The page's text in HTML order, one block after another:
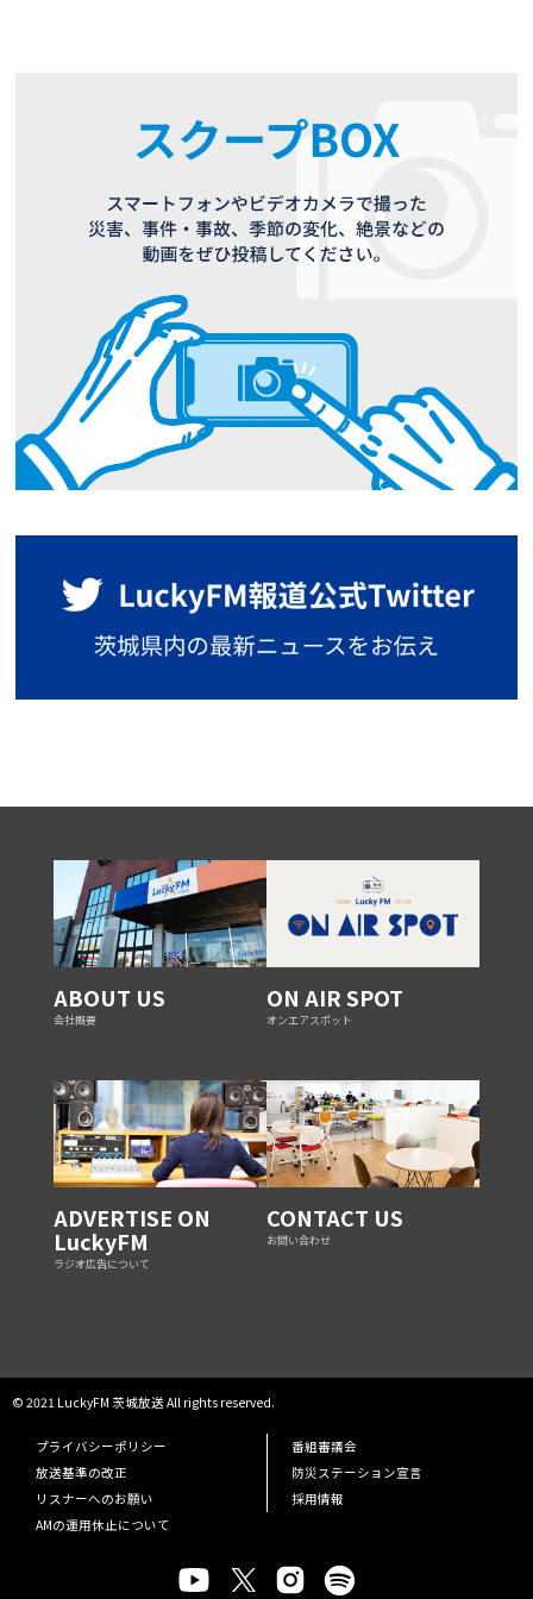
ABOUT US
会社概要
ON AIR SPOT
オンエアスポット
ADVERTISE ON
LuckyFM
ラジオ広告について
CONTACT US
お問い合わせ
© 2021 LuckyFM 茨城放送 All rights reserved.
プライバシーポリシー
番組審議会
放送基準の改正
防災ステーション宣言
リスナーへのお願い
採用情報
AMの運用休止について